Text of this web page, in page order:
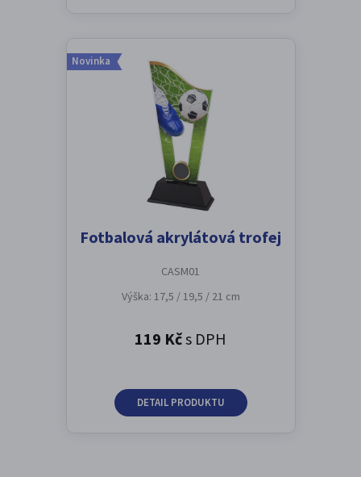
Novinka
Fotbalová akrylátová trofej
CASM01
Výška: 17,5 / 19,5 / 21 cm
119 Kčs DPH
DETAIL PRODUKTU